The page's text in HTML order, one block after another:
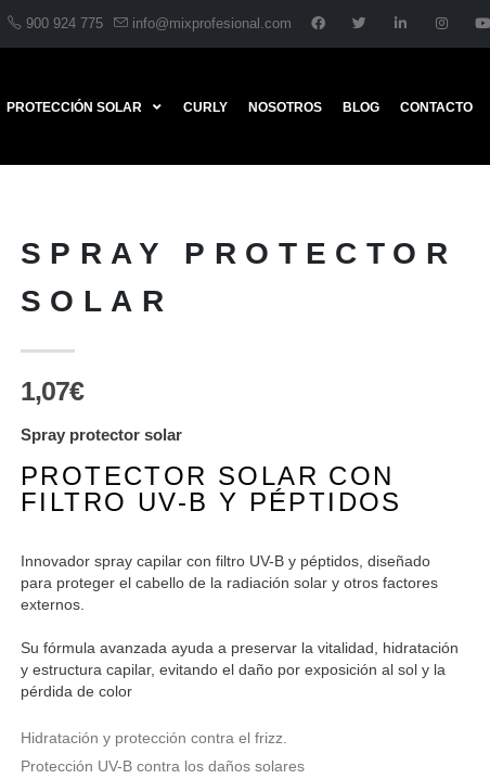
900 924 775 info@mixprofesional.com
PROTECCIÓN SOLAR CURLY NOSOTROS BLOG CONTACTO
SPRAY PROTECTOR
SOLAR
1,07€
Spray protector solar
PROTECTOR SOLAR CON
FILTRO UV-B Y PÉPTIDOS
Innovador spray capilar con filtro UV-B y péptidos, diseñado
para proteger el cabello de la radiación solar y otros factores
externos.
Su fórmula avanzada ayuda a preservar la vitalidad, hidratación
y estructura capilar, evitando el daño por exposición al sol y la
pérdida de color
Hidratación y protección contra el frizz.
Protección UV-B contra los daños solares